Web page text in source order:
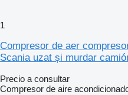
1
Compresor de aer
Scania uzat și murdar
Precio a consultar
Compresor de aire